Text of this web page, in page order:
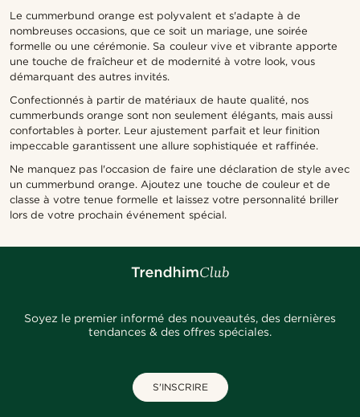
Le cummerbund orange est polyvalent et s'adapte à de
nombreuses occasions, que ce soit un mariage, une soirée
formelle ou une cérémonie. Sa couleur vive et vibrante apporte
une touche de fraîcheur et de modernité à votre look, vous
démarquant des autres invités.
Confectionnés à partir de matériaux de haute qualité, nos
cummerbunds orange sont non seulement élégants, mais aussi
confortables à porter. Leur ajustement parfait et leur finition
impeccable garantissent une allure sophistiquée et raffinée.
Ne manquez pas l'occasion de faire une déclaration de style avec
un cummerbund orange. Ajoutez une touche de couleur et de
classe à votre tenue formelle et laissez votre personnalité briller
lors de votre prochain événement spécial.
Soyez le premier informé des nouveautés, des dernières
tendances & des offres spéciales.
S'INSCRIRE